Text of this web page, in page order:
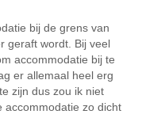
bij de grens van
geraft wordt. Bij veel
accommodatie bij te
er allemaal heel erg
zijn dus zou ik niet
accommodatie zo dicht